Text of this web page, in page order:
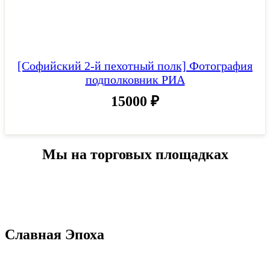
[Софийский 2-й пехотный полк] Фотография
подполковник РИА
15000 ₽
Мы на торговых площадках
Славная Эпоха